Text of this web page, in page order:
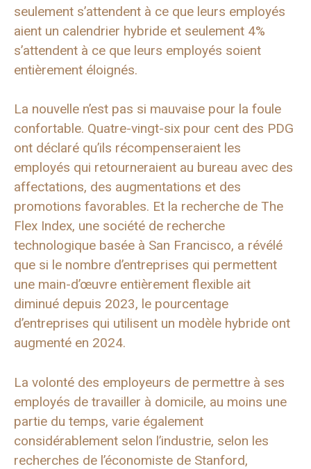
seulement s’attendent à ce que leurs employés
aient un calendrier hybride et seulement 4%
s’attendent à ce que leurs employés soient
entièrement éloignés.
La nouvelle n’est pas si mauvaise pour la foule
confortable. Quatre-vingt-six pour cent des PDG
ont déclaré qu’ils récompenseraient les
employés qui retourneraient au bureau avec des
affectations, des augmentations et des
promotions favorables. Et la recherche de The
Flex Index, une société de recherche
technologique basée à San Francisco, a révélé
que si le nombre d’entreprises qui permettent
une main-d’œuvre entièrement flexible ait
diminué depuis 2023, le pourcentage
d’entreprises qui utilisent un modèle hybride ont
augmenté en 2024.
La volonté des employeurs de permettre à ses
employés de travailler à domicile, au moins une
partie du temps, varie également
considérablement selon l’industrie, selon les
recherches de l’économiste de Stanford,